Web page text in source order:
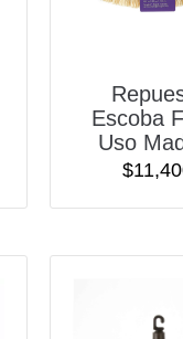
Escoba
Uso
$